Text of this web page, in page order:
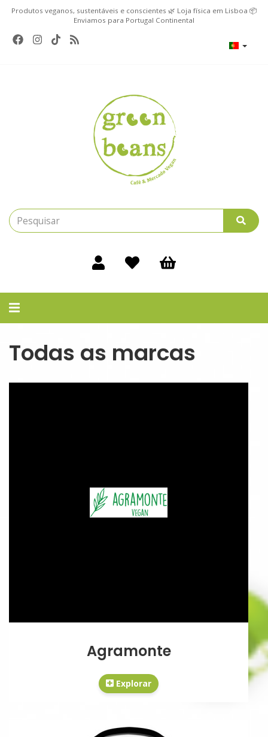
Produtos veganos, sustentáveis e conscientes 🌿 Loja física em Lisboa 📦
Enviamos para Portugal Continental
Alternar
Todas as marcas
Todas
Agramonte
Explorar